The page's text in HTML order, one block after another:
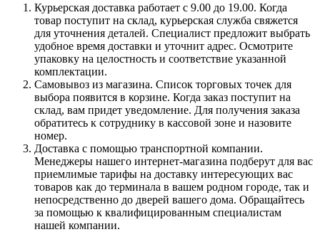
Курьерская доставка работает с 9.00 до 19.00. Когда
товар поступит на склад, курьерская служба свяжется
для уточнения деталей. Специалист предложит выбрать
удобное время доставки и уточнит адрес. Осмотрите
упаковку на целостность и соответствие указанной
комплектации.
Самовывоз из магазина. Список торговых точек для
выбора появится в корзине. Когда заказ поступит на
склад, вам придет уведомление. Для получения заказа
обратитесь к сотруднику в кассовой зоне и назовите
номер.
Доставка с помощью транспортной компании.
Менеджеры нашего интернет-магазина подберут для вас
приемлимые тарифы на доставку интересующих вас
товаров как до терминала в вашем родном городе, так и
непосредственно до дверей вашего дома. Обращайтесь
за помощью к квалифицированным специалистам
нашей компании.